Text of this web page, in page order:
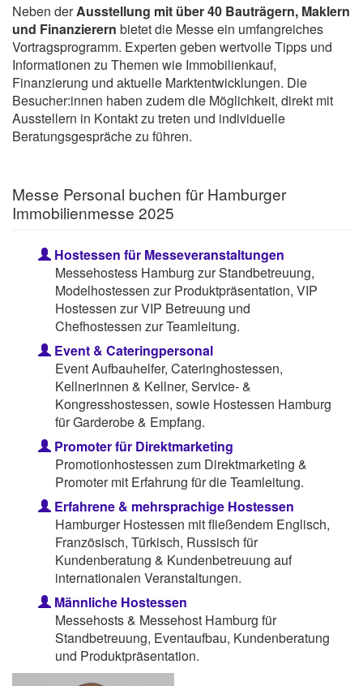
Neben derAusstellung mit über 40 Bauträgern, Maklern
und Finanzierern bietet die Messe ein umfangreiches
Vortragsprogramm. Experten geben wertvolle Tipps und
Informationen zu Themen wie Immobilienkauf,
Finanzierung und aktuelle Marktentwicklungen. Die
Besucher:innen haben zudem die Möglichkeit, direkt mit
Ausstellern in Kontakt zu treten und individuelle
Beratungsgespräche zu führen​.
Messe Personal buchen für Hamburger
Immobilienmesse 2025
Hostessen für Messeveranstaltungen
Messehostess Hamburg zur Standbetreuung,
Modelhostessen zur Produktpräsentation, VIP
Hostessen zur VIP Betreuung und
Chefhostessen zur Teamleitung.
Event & Cateringpersonal
Event Aufbauhelfer, Cateringhostessen,
Kellnerinnen & Kellner, Service- &
Kongresshostessen, sowie Hostessen Hamburg
für Garderobe & Empfang.
Promoter für Direktmarketing
Promotionhostessen zum Direktmarketing &
Promoter mit Erfahrung für die Teamleitung.
Erfahrene & mehrsprachige Hostessen
Hamburger Hostessen mit fließendem Englisch,
Französisch, Türkisch, Russisch für
Kundenberatung & Kundenbetreuung auf
internationalen Veranstaltungen.
Männliche Hostessen
Messehosts & Messehost Hamburg für
Standbetreuung, Eventaufbau, Kundenberatung
und Produktpräsentation.